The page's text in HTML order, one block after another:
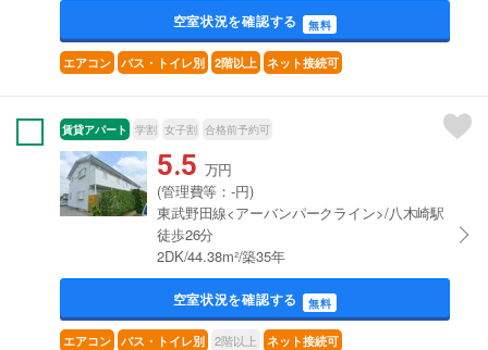
空室状況を確認する 無料
エアコン バス・トイレ別 2階以上 ネット接続可
賃貸アパート 学割 女子割 合格前予約可
5.5 万円
(管理費等：-円)
東武野田線<アーバンパークライン>/八木崎駅
徒歩26分
2DK/44.38m²/築35年
空室状況を確認する 無料
エアコン バス・トイレ別 2階以上 ネット接続可